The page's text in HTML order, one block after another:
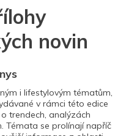
novin
i lifestylovým tématům,
v rámci této edice
trendech, analýzách
Témata se prolínají napříč